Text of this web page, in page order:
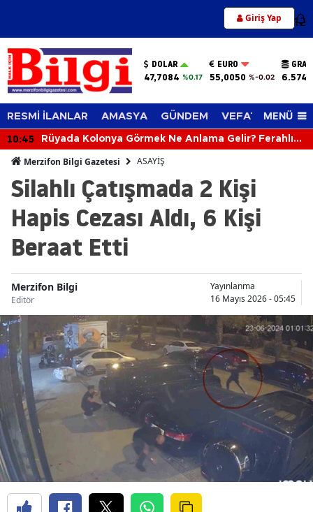
Giriş Yap 12
DOLAR
47,7084 %0.17
EURO
55,0050 %-0.02
RESMİ İLANLAR AMASYA GÜNDEM VEFAT EDENLER
MENÜ
10:45
Rüyada Kolonya Görmek Ne Anlama Gelir? Ferahlık
Merzifon Bilgi Gazetesi ASAYİŞ
Silahlı Çatışmada 2 Kişi
Hapis Cezası Aldı, 6 Kişi
Beraat Etti
Merzifon Bilgi
Editör
Yayınlanma
16 Mayıs 2026 - 05:45